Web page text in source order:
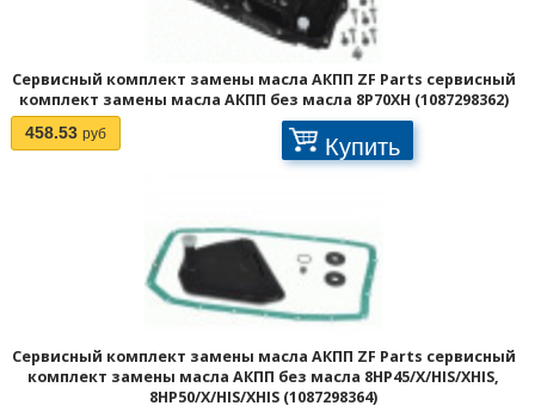
Сервисный комплект замены масла АКПП ZF Parts сервисный
комплект замены масла АКПП без масла 8P70XH (1087298362)
458.53 руб Купить
Сервисный комплект замены масла АКПП ZF Parts сервисный
комплект замены масла АКПП без масла 8HP45/X/HIS/XHIS,
8HP50/X/HIS/XHIS (1087298364)